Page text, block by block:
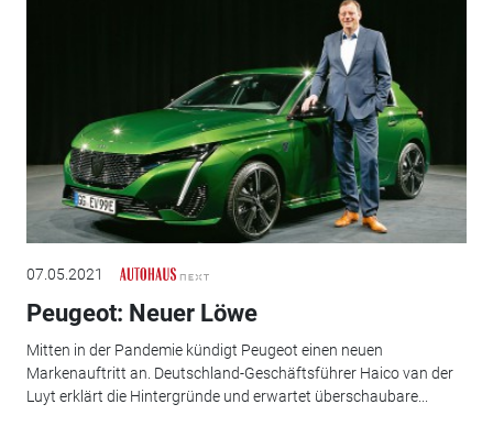
07.05.2021
Peugeot: Neuer Löwe
Mitten in der Pandemie kündigt Peugeot einen neuen
Markenauftritt an. Deutschland-Geschäftsführer Haico van der
Luyt erklärt die Hintergründe und erwartet überschaubare...